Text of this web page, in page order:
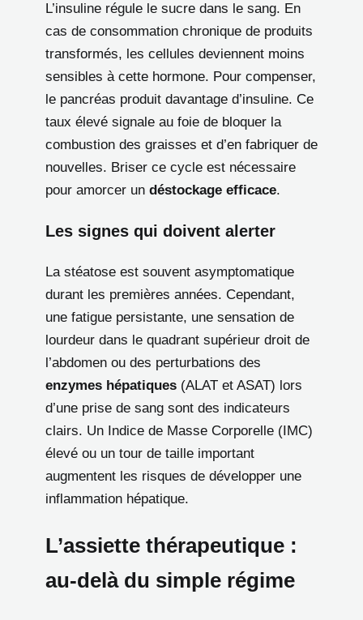
L’insuline régule le sucre dans le sang. En
cas de consommation chronique de produits
transformés, les cellules deviennent moins
sensibles à cette hormone. Pour compenser,
le pancréas produit davantage d’insuline. Ce
taux élevé signale au foie de bloquer la
combustion des graisses et d’en fabriquer de
nouvelles. Briser ce cycle est nécessaire
pour amorcer un déstockage efficace.
Les signes qui doivent alerter
La stéatose est souvent asymptomatique
durant les premières années. Cependant,
une fatigue persistante, une sensation de
lourdeur dans le quadrant supérieur droit de
l’abdomen ou des perturbations des
enzymes hépatiques (ALAT et ASAT) lors
d’une prise de sang sont des indicateurs
clairs. Un Indice de Masse Corporelle (IMC)
élevé ou un tour de taille important
augmentent les risques de développer une
inflammation hépatique.
L’assiette thérapeutique :
au-delà du simple régime